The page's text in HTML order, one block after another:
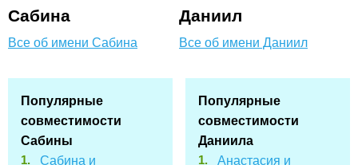
Сабина
Все об имени Сабина
Даниил
Все об имени Даниил
Популярные
совместимости
Сабины
Сабина и
Популярные
совместимости
Даниила
Анастасия и